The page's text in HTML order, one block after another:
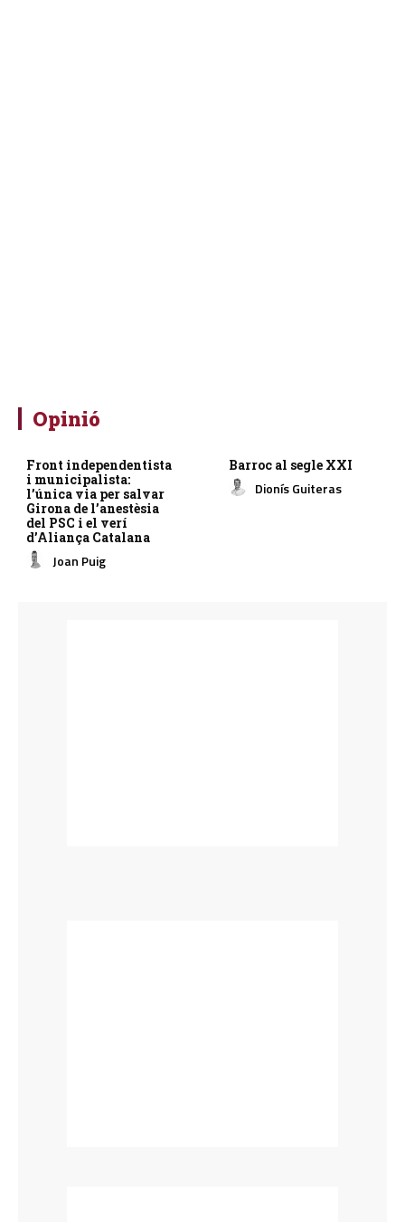
Opinió
Front independentista
i municipalista:
l’única via per salvar
Girona de l’anestèsia
del PSC i el verí
d’Aliança Catalana
Joan Puig
Barroc al segle XXI
Dionís Guiteras